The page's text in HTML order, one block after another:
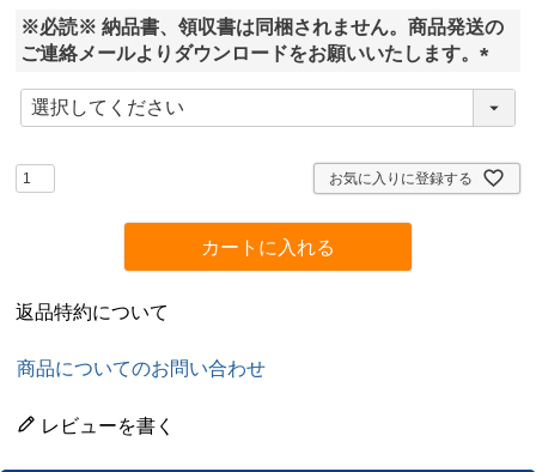
※必読※ 納品書、領収書は同梱されません。商品発送の
ご連絡メールよりダウンロードをお願いいたします。
(
必
)
お気に入りに登録する
カートに入れる
返品特約について
商品についてのお問い合わせ
レビューを書く